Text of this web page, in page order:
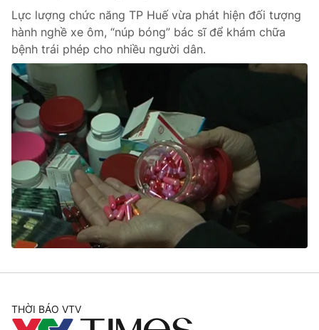
Lực lượng chức năng TP Huế vừa phát hiện đối tượng
hành nghề xe ôm, “núp bóng” bác sĩ để khám chữa
bệnh trái phép cho nhiều người dân.
THỜI BÁO VTV